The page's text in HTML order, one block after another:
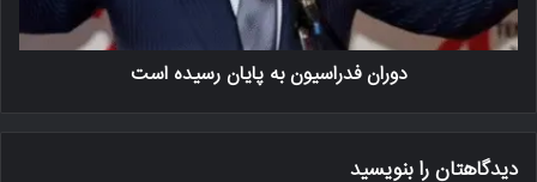
دوران فدراسیون به پایان رسیده است
دیدگاهتان را بنویسید